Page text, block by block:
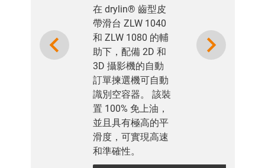
在 drylin® 齒型皮
帶滑台 ZLW 1040
和 ZLW 1080 的輔
助下，配備 2D 和
3D 攝影機的自動
訂單揀選機可自動
識別空容器。 該裝
置 100% 免上油，
並且具有極高的平
滑度，可實現高速
和準確性。
Previous